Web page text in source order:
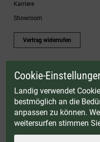
Karriere
Showroom
Vertrag widerrufen
* Gültig bis einschließlich 17.08.2026.
Zubehörartikel. Nicht einlösbar auf
© Landig 1982-2026 (44 Jahre
Alle Preise inkl. gesetzl. Mehrwertsteuer,
Weitere Marken oder Shops der Landig +
DRY AGER - Reifeschränke|VIESSMANN
Cookie-
Landig verwendet
bestmöglich an die
anpassen zu können.
weitersurfen stimmen